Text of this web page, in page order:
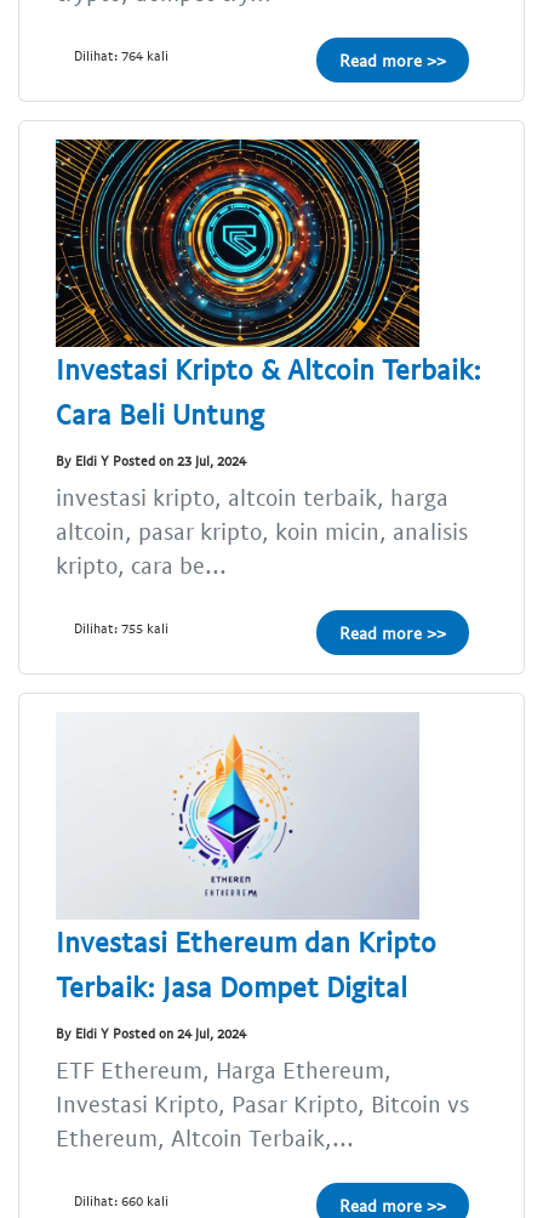
Dilihat: 764 kali Read more >>
Investasi Kripto & Altcoin Terbaik:
Cara Beli Untung
By Eldi Y Posted on 23 Jul, 2024
investasi kripto, altcoin terbaik, harga
altcoin, pasar kripto, koin micin, analisis
kripto, cara be...
Dilihat: 755 kali Read more >>
Investasi Ethereum dan Kripto
Terbaik: Jasa Dompet Digital
By Eldi Y Posted on 24 Jul, 2024
ETF Ethereum, Harga Ethereum,
Investasi Kripto, Pasar Kripto, Bitcoin vs
Ethereum, Altcoin Terbaik,...
Dilihat: 660 kali Read more >>